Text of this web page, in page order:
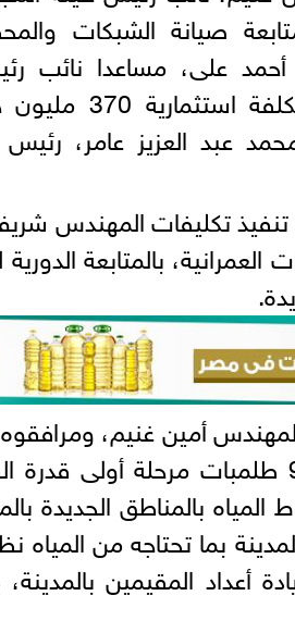
صيانة الشبكات
على، مساعدا نائب
الشرب رقم (5)
عبد العزيز عامر، رئيس
تنفيذ تكليفات المهندس
العمرانية، بالمتابعة
أمين غنيم،
المياه بالمناطق الجديدة
بما تحتاجه من المياه
أعداد المقيمين